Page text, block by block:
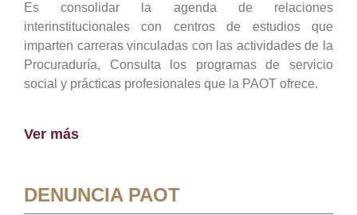
Es consolidar la agenda de relaciones
interinstitucionales con centros de estudios que
imparten carreras vinculadas con las actividades de la
Procuraduría, Consulta los programas de servicio
social y prácticas profesionales que la PAOT ofrece.
Ver más
DENUNCIA PAOT